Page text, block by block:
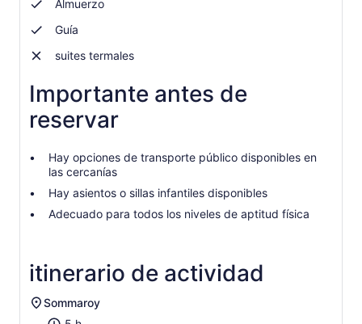
Almuerzo
Guía
suites termales
Importante antes de
reservar
Hay opciones de transporte público disponibles en
las cercanías
Hay asientos o sillas infantiles disponibles
Adecuado para todos los niveles de aptitud física
itinerario de actividad
Sommaroy